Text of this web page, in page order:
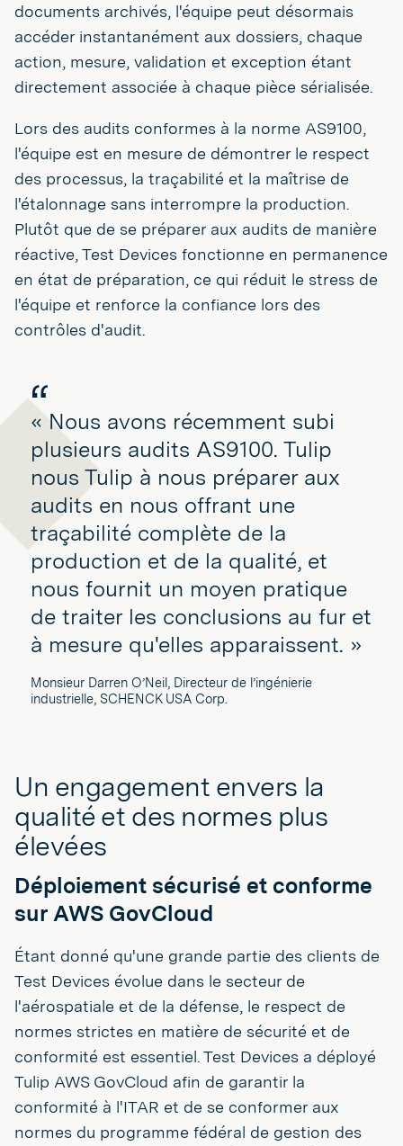
documents archivés, l'équipe peut désormais
accéder instantanément aux dossiers, chaque
action, mesure, validation et exception étant
directement associée à chaque pièce sérialisée.
Lors des audits conformes à la norme AS9100,
l'équipe est en mesure de démontrer le respect
des processus, la traçabilité et la maîtrise de
l'étalonnage sans interrompre la production.
Plutôt que de se préparer aux audits de manière
réactive, Test Devices fonctionne en permanence
en état de préparation, ce qui réduit le stress de
l'équipe et renforce la confiance lors des
contrôles d'audit.
« Nous avons récemment subi
plusieurs audits AS9100. Tulip
nous Tulip à nous préparer aux
audits en nous offrant une
traçabilité complète de la
production et de la qualité, et
nous fournit un moyen pratique
de traiter les conclusions au fur et
à mesure qu'elles apparaissent. »
Monsieur Darren O’Neil, Directeur de l’ingénierie
industrielle, SCHENCK USA Corp.
Un engagement envers la
qualité et des normes plus
élevées
Déploiement sécurisé et conforme
sur AWS GovCloud
Étant donné qu'une grande partie des clients de
Test Devices évolue dans le secteur de
l'aérospatiale et de la défense, le respect de
normes strictes en matière de sécurité et de
conformité est essentiel. Test Devices a déployé
Tulip AWS GovCloud afin de garantir la
conformité à l'ITAR et de se conformer aux
normes du programme fédéral de gestion des